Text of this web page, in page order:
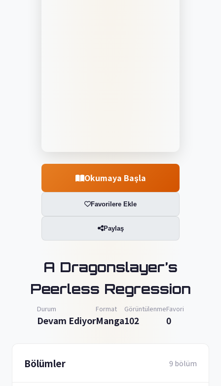
Okumaya Başla
Favorilere Ekle
Paylaş
A Dragonslayer’s
Peerless Regression
Durum
Devam Ediyor
Format
Manga
Görüntülenme
102
Favori
0
Bölümler 9 bölüm